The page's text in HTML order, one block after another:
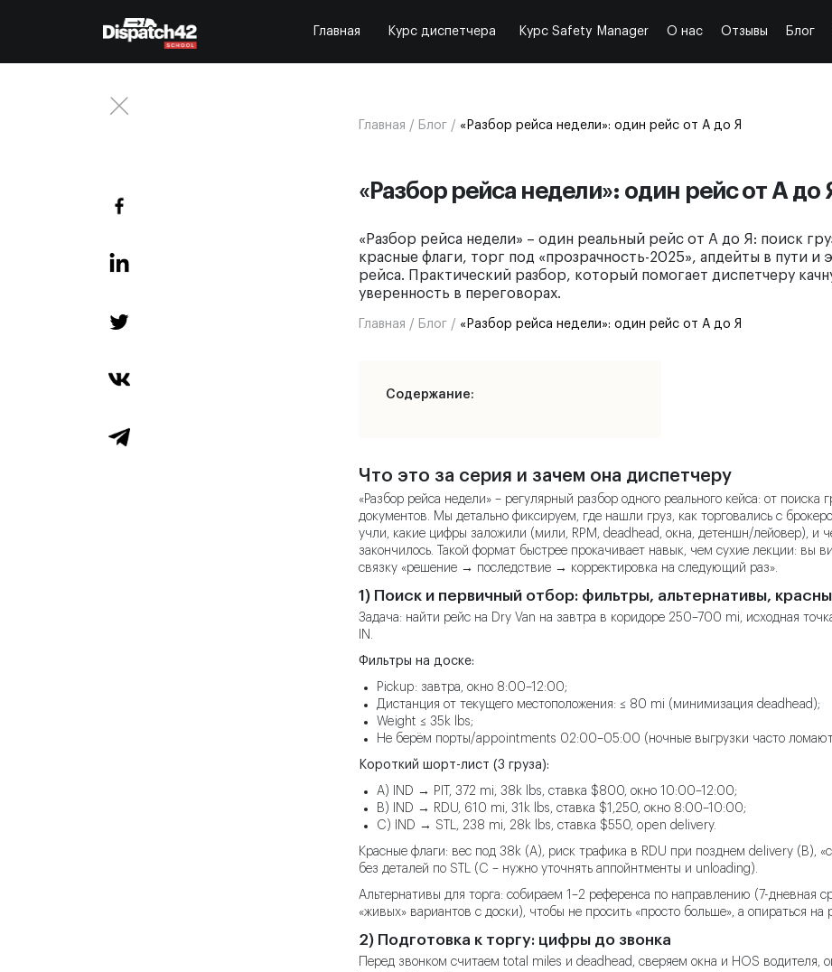
Главная Курс диспетчера Курс Safety Manager О нас Отзывы Блог
Главная / Блог / «Разбор рейса недели»: один рейс от А до Я
«Разбор рейса недели»: один рейс от А до
«Разбор рейса недели» – один реальный рейс от А до Я: поиск
красные флаги, торг под «прозрачность-2025», апдейты в пути и
рейса. Практический разбор, который помогает диспетчеру
уверенность в переговорах.
Главная / Блог / «Разбор рейса недели»: один рейс от А до Я
Содержание:
Что это за серия и зачем она диспетчеру
«Разбор рейса недели» – регулярный разбор одного реального кейса: от поиска
документов. Мы детально фиксируем, где нашли груз, как торговались с
учли, какие цифры заложили (мили, RPM, deadhead, окна, детеншн/лейовер), и
закончилось. Такой формат быстрее прокачивает навык, чем сухие лекции: вы
связку «решение → последствие → корректировка на следующий раз».
1) Поиск и первичный отбор: фильтры, альтернативы,
Задача: найти рейс на Dry Van на завтра в коридоре 250–700 mi, исходная
IN.
Фильтры на доске:
Pickup: завтра, окно 8:00–12:00;
Дистанция от текущего местоположения: ≤ 80 mi (минимизация deadhead);
Weight ≤ 35k lbs;
Не берём порты/appointments 02:00–05:00 (ночные выгрузки часто
Короткий шорт-лист (3 груза):
A) IND → PIT, 372 mi, 38k lbs, ставка $800, окно 10:00–12:00;
B) IND → RDU, 610 mi, 31k lbs, ставка $1,250, окно 8:00–10:00;
C) IND → STL, 238 mi, 28k lbs, ставка $550, open delivery.
Красные флаги: вес под 38k (A), риск трафика в RDU при позднем delivery (B),
без деталей по STL (C – нужно уточнять аппойнтменты и unloading).
Альтернативы для торга: собираем 1–2 референса по направлению (7-дневная
«живых» вариантов с доски), чтобы не просить «просто больше», а опираться на
2) Подготовка к торгу: цифры до звонка
Перед звонком считаем total miles и deadhead, сверяем окна и HOS водителя,